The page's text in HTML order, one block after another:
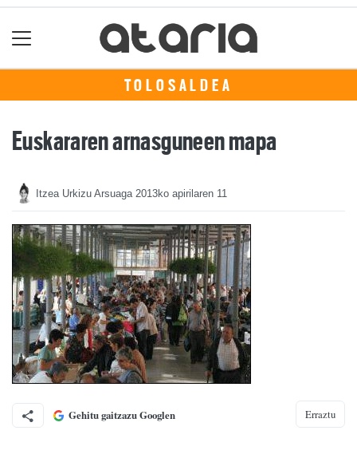
TOLOSALDEA
Euskararen arnasguneen mapa
Itzea Urkizu Arsuaga 2013ko apirilaren 11
Gehitu gaitzazu Googlen Erraztu